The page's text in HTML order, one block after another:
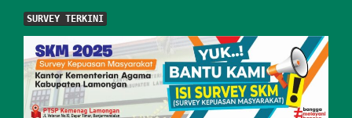
SURVEY TERKINI